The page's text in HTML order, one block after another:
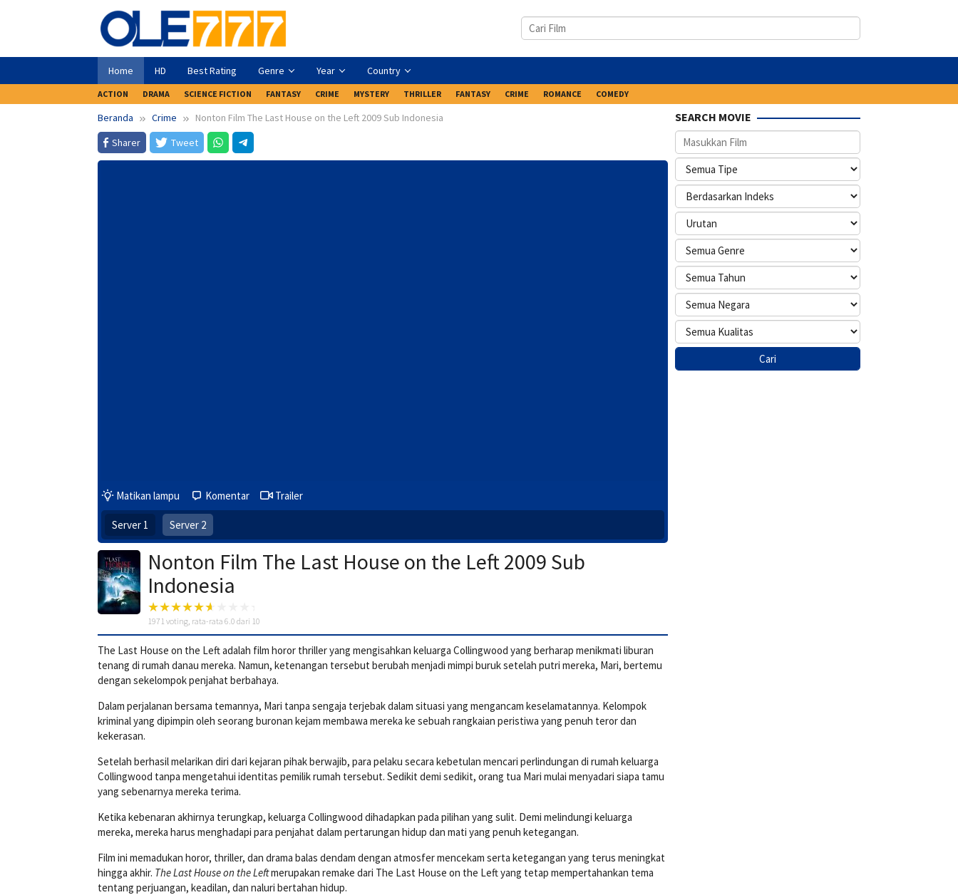
Home HD Best Rating Genre Year Country
ACTION DRAMA SCIENCE FICTION FANTASY CRIME MYSTERY THRILLER FANTASY CRIME ROMANCE COMEDY
Beranda Crime
Nonton Film The Last House on the Left 2009 Sub Indonesia
Sharer
Tweet
Matikan lampu Komentar Trailer
Server 1 Server 2
Nonton Film The Last House on the Left 2009 Sub
Indonesia
1971 voting, rata-rata 6.0 dari 10
The Last House on the Left adalah film horor thriller yang mengisahkan keluarga Collingwood yang berharap menikmati liburan
tenang di rumah danau mereka. Namun, ketenangan tersebut berubah menjadi mimpi buruk setelah putri mereka, Mari, bertemu
dengan sekelompok penjahat berbahaya.
Dalam perjalanan bersama temannya, Mari tanpa sengaja terjebak dalam situasi yang mengancam keselamatannya. Kelompok
kriminal yang dipimpin oleh seorang buronan kejam membawa mereka ke sebuah rangkaian peristiwa yang penuh teror dan
kekerasan.
Setelah berhasil melarikan diri dari kejaran pihak berwajib, para pelaku secara kebetulan mencari perlindungan di rumah keluarga
Collingwood tanpa mengetahui identitas pemilik rumah tersebut. Sedikit demi sedikit, orang tua Mari mulai menyadari siapa tamu
yang sebenarnya mereka terima.
Ketika kebenaran akhirnya terungkap, keluarga Collingwood dihadapkan pada pilihan yang sulit. Demi melindungi keluarga
mereka, mereka harus menghadapi para penjahat dalam pertarungan hidup dan mati yang penuh ketegangan.
Film ini memadukan horor, thriller, dan drama balas dendam dengan atmosfer mencekam serta ketegangan yang terus meningkat
hingga akhir. The Last House on the Leftmerupakan remake dari The Last House on the Leftyang tetap mempertahankan tema
tentang perjuangan, keadilan, dan naluri bertahan hidup.
SEARCH MOVIE